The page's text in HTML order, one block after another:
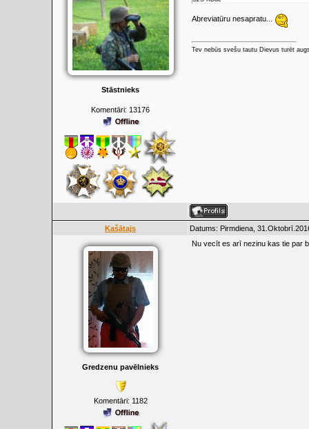
Stāstnieks
Komentāri: 13176
Abreviatūru nesapratu...
Tev nebūs svešu tautu Dievus turēt
Kašātajs Datums: Pirmdiena,
Gredzenu pavēlnieks
Komentāri: 1182
Nu vecīt es arī nezinu kas tie par